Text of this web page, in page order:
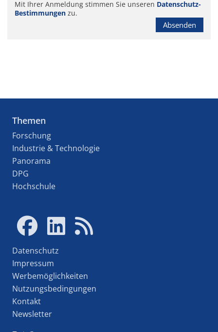
Mit Ihrer Anmeldung stimmen Sie unseren Datenschutz-
Bestimmungen zu.
Absenden
Themen
Forschung
Industrie & Technologie
Panorama
DPG
Hochschule
Datenschutz
Impressum
Werbemöglichkeiten
Nutzungsbedingungen
Kontakt
Newsletter